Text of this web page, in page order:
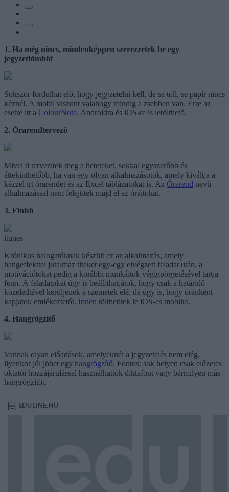
1. Ha még nincs, mindenképpen szerezzetek be egy
jegyzettömböt
Sokszor fordulhat elő, hogy jegyzetelni kell, de se toll, se papír nincs
kéznél. A mobil viszont valahogy mindig a zsebben van. Erre az
esetre itt a ColourNote, Androidra és iOS-re is letölthető.
2. Órarendtervező
Mivel ti tervezitek meg a heteteket, sokkal egyszerűbb és
áttekinthetőbb, ha van egy olyan alkalmazásotok, amely kiváltja a
kézzel írt órarendet és az Excel táblázatokat is. Az Órarend nevű
alkalmazással nem felejtitek majd el az óráitokat.
3. Finish
itunes
Krónikus halogatóknak készült ez az alkalmazás, amely
hangeffekttel jutalmaz titeket egy-egy elvégzett feladat után, a
motivációtokat pedig a korábbi munkáitok végigpörgetésével tartja
fenn. A feladatokat úgy is beállíthatjátok, hogy csak a határidő
közeledtével kerüljenek a szemetek elé, de úgy is, hogy óránként
kapjatok emlékeztetőt. Innen tölthetitek le iOS-es mobilra.
4. Hangrögzítő
Vannak olyan előadások, amelyeknél a jegyzetelés nem elég,
ilyenkor jól jöhet egy hangrögzítő. Fontos: sok helyen csak előzetes
oktatói hozzájárulással használhattok diktafont vagy bármilyen más
hangrögzítőt.